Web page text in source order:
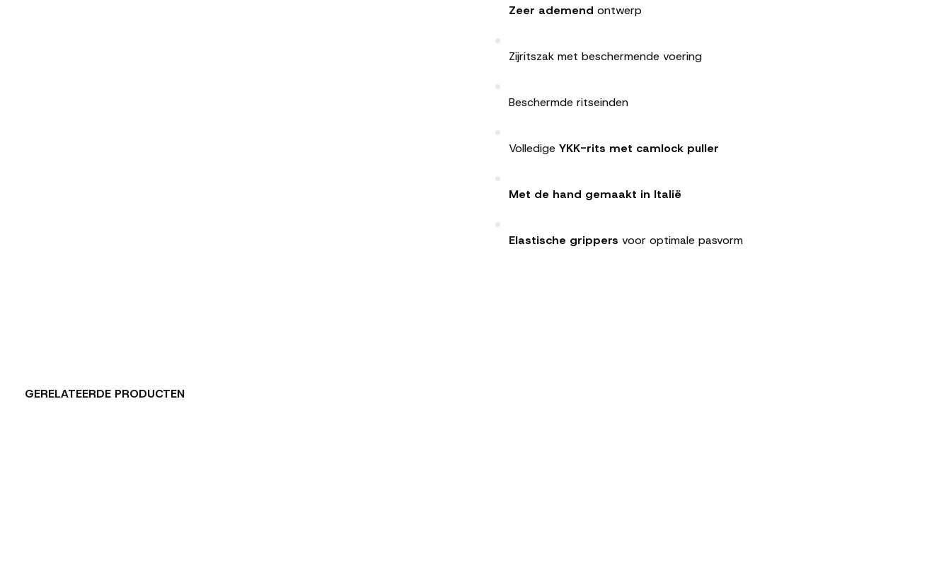
Zeer ademend ontwerp
Zijritszak met beschermende voering
Beschermde ritseinden
Volledige YKK-rits met camlock puller
Met de hand gemaakt in Italië
Elastische grippers voor optimale pasvorm
GERELATEERDE PRODUCTEN